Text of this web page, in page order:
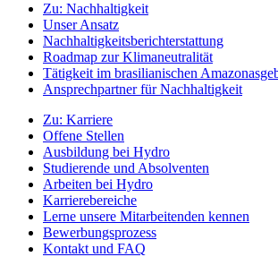
Zu: Nachhaltigkeit
Unser Ansatz
Nachhaltigkeitsberichterstattung
Roadmap zur Klimaneutralität
Tätigkeit im brasilianischen
Ansprechpartner für Nachhaltigkeit
Zu: Karriere
Offene Stellen
Ausbildung bei Hydro
Studierende und Absolventen
Arbeiten bei Hydro
Karrierebereiche
Lerne unsere Mitarbeitenden kennen
Bewerbungsprozess
Kontakt und FAQ